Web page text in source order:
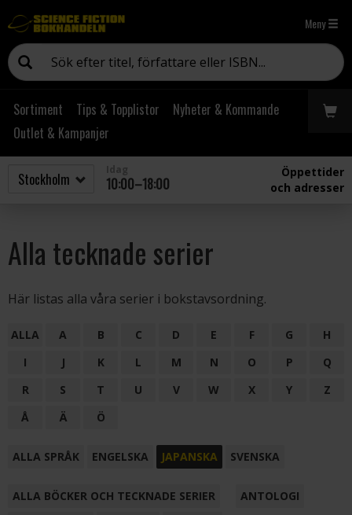
Meny
Sortiment Tips & Topplistor
Nyheter & Kommande
Outlet & Kampanjer
10:00–18:00
Öppettider
och adresser
Alla tecknade serier
Här listas alla våra serier i bokstavsordning.
ALLA A B C D E F G
H
I
J K L M N O P
Q
R
S T U V W X Y
Z
Å
Ä Ö
ALLA SPRÅK ENGELSKA JAPANSKA SVENSKA
ALLA BÖCKER OCH TECKNADE SERIER
ANTOLOGI